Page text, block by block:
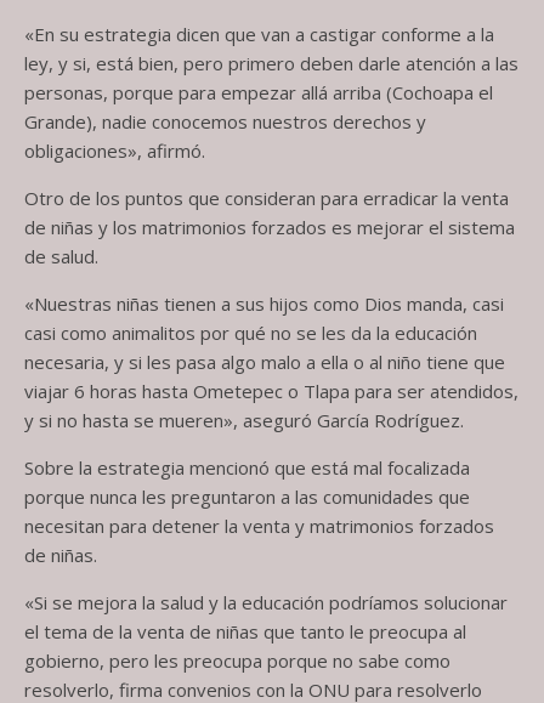
«En su estrategia dicen que van a castigar conforme a la
ley, y si, está bien, pero primero deben darle atención a las
personas, porque para empezar allá arriba (Cochoapa el
Grande), nadie conocemos nuestros derechos y
obligaciones», afirmó.
Otro de los puntos que consideran para erradicar la venta
de niñas y los matrimonios forzados es mejorar el sistema
de salud.
«Nuestras niñas tienen a sus hijos como Dios manda, casi
casi como animalitos por qué no se les da la educación
necesaria, y si les pasa algo malo a ella o al niño tiene que
viajar 6 horas hasta Ometepec o Tlapa para ser atendidos,
y si no hasta se mueren», aseguró García Rodríguez.
Sobre la estrategia mencionó que está mal focalizada
porque nunca les preguntaron a las comunidades que
necesitan para detener la venta y matrimonios forzados
de niñas.
«Si se mejora la salud y la educación podríamos solucionar
el tema de la venta de niñas que tanto le preocupa al
gobierno, pero les preocupa porque no sabe como
resolverlo, firma convenios con la ONU para resolverlo